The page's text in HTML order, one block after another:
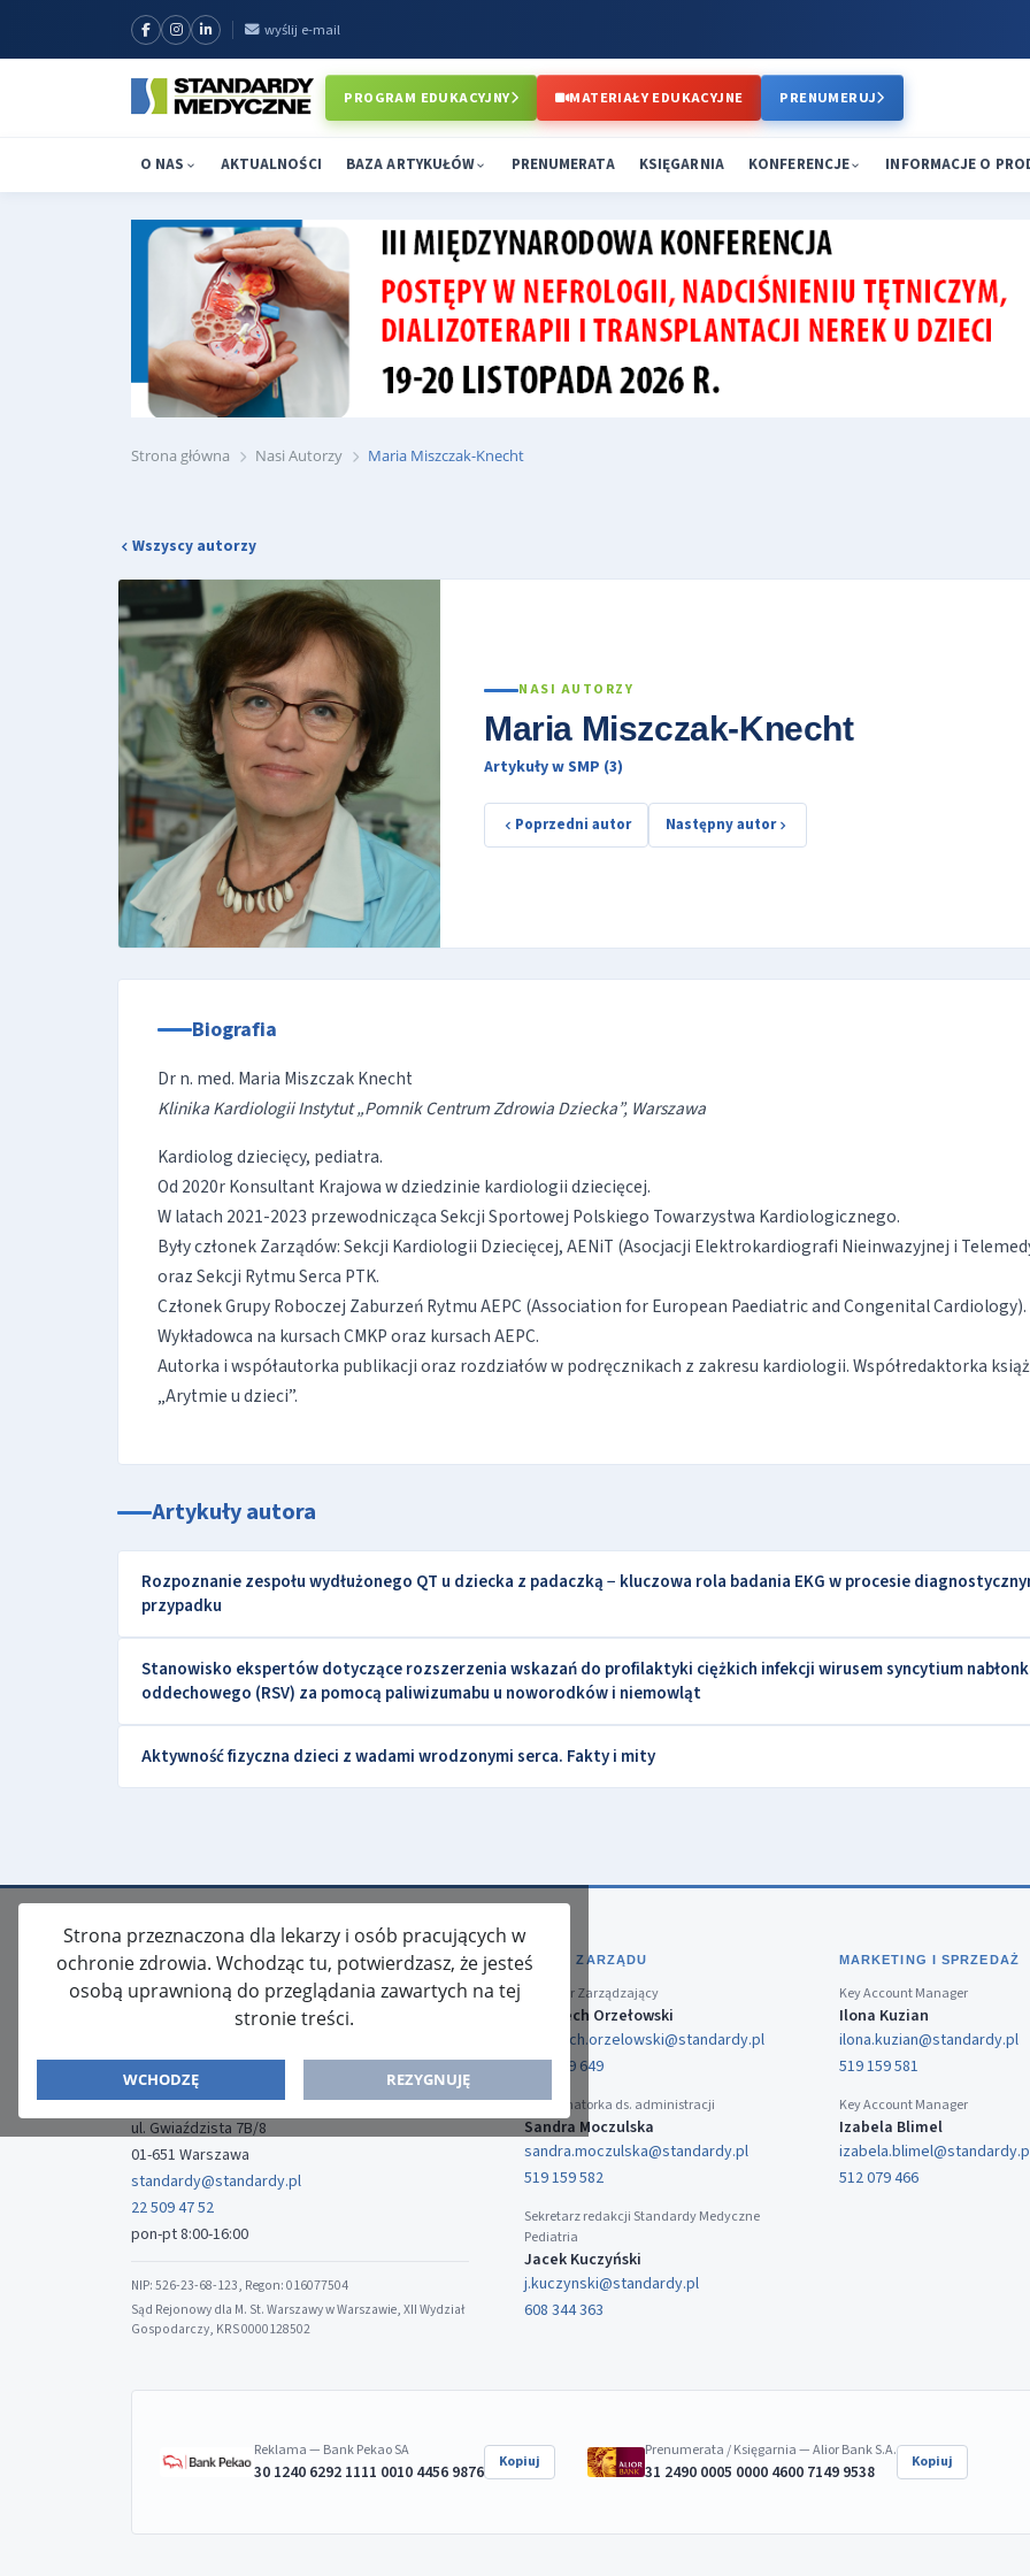
wyślij e-mail
PROGRAM EDUKACYJNY MATERIAŁY EDUKACYJNE PRENUMERUJ
O NAS AKTUALNOŚCI BAZA ARTYKUŁÓW PRENUMERATA KSIĘGARNIA KONFERENCJE INFORMACJE O
Strona główna Nasi Autorzy Maria Miszczak-Knecht
Wszyscy autorzy
NASI AUTORZY
Maria Miszczak-Knecht
Artykuły w SMP (3)
Poprzedni autor Następny autor
Biografia
Dr n. med. Maria Miszczak Knecht
Klinika Kardiologii Instytut „Pomnik Centrum Zdrowia Dziecka”, Warszawa
Kardiolog dziecięcy, pediatra.
Od 2020r Konsultant Krajowa w dziedzinie kardiologii dziecięcej.
W latach 2021-2023 przewodnicząca Sekcji Sportowej Polskiego Towarzystwa Kardiologicznego.
Były członek Zarządów: Sekcji Kardiologii Dziecięcej, AENiT (Asocjacji Elektrokardiografi Nieinwazyjnej i
oraz Sekcji Rytmu Serca PTK.
Członek Grupy Roboczej Zaburzeń Rytmu AEPC (Association for European Paediatric and Congenital Cardiology).
Wykładowca na kursach CMKP oraz kursach AEPC.
Autorka i współautorka publikacji oraz rozdziałów w podręcznikach z zakresu kardiologii. Współredaktorka
„Arytmie u dzieci”.
Artykuły autora
Rozpoznanie zespołu wydłużonego QT u dziecka z padaczką − kluczowa rola badania EKG w procesie
przypadku
Stanowisko ekspertów dotyczące rozszerzenia wskazań do profilaktyki ciężkich infekcji wirusem syncytium
oddechowego (RSV) za pomocą paliwizumabu u noworodków i niemowląt
Aktywność fizyczna dzieci z wadami wrodzonymi serca. Fakty i mity
Strona przeznaczona dla lekarzy i osób pracujących w
ochronie zdrowia. Wchodząc tu, potwierdzasz, że jesteś
osobą uprawnioną do przeglądania zawartych na tej
stronie treści.
WCHODZĘ REZYGNUJĘ
ISSN: 2080-5438
Media-Press Sp. z o.o.
ul. Gwiaździsta 7B/8
01-651 Warszawa
standardy@standardy.pl
22 509 47 52
pon-pt 8:00-16:00
NIP: 526-23-68-123, Regon: 016077504
Sąd Rejonowy dla M. St. Warszawy w Warszawie, XII Wydział
Gospodarczy, KRS 0000128502
BIURO ZARZĄDU
Dyrektor Zarządzający
Wojciech Orzełowski
wojciech.orzelowski@standardy.pl
519 159 649
Koordynatorka ds. administracji
Sandra Moczulska
sandra.moczulska@standardy.pl
519 159 582
Sekretarz redakcji Standardy Medyczne
Pediatria
Jacek Kuczyński
j.kuczynski@standardy.pl
608 344 363
MARKETING I SPRZEDAŻ
Key Account Manager
Ilona Kuzian
ilona.kuzian@standardy.pl
519 159 581
Key Account Manager
Izabela Blimel
512 079 466
Reklama — Bank Pekao SA
30 1240 6292 1111 0010 4456 9876 Kopiuj
Prenumerata / Księgarnia — Alior Bank S.A.
31 2490 0005 0000 4600 7149 9538 Kopiuj